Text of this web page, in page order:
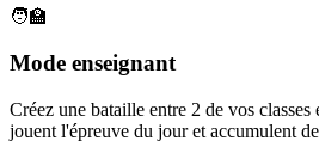
🧑‍🏫
Mode enseignant
Créez une bataille entre 2 de vos
jouent l'épreuve du jour et accumulent